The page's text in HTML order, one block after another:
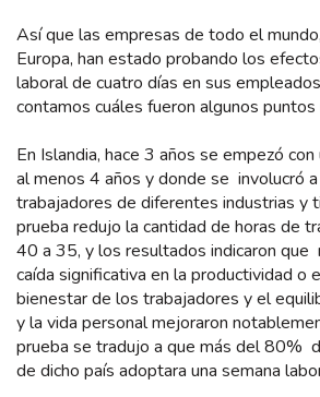
Así que las empresas de todo el
Europa, han estado probando los
laboral de cuatro días en sus
contamos cuáles fueron algunos
En Islandia, hace 3 años se empezó
al menos 4 años y donde se involucró
trabajadores de diferentes industrias y
prueba redujo la cantidad de horas de
40 a 35, y los resultados indicaron que
caída significativa en la productividad o
bienestar de los trabajadores y el
y la vida personal mejoraron
prueba se tradujo a que más del 80%
de dicho país adoptara una semana